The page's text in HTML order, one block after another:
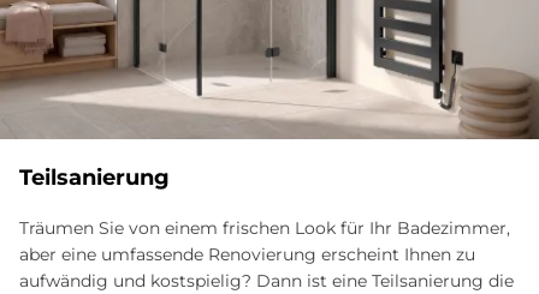
Teilsanierung
Träumen Sie von einem frischen Look für Ihr Badezimmer,
aber eine umfassende Renovierung erscheint Ihnen zu
aufwändig und kostspielig? Dann ist eine Teilsanierung die